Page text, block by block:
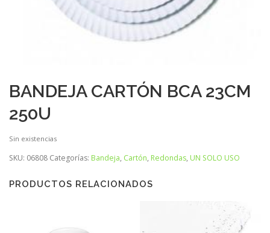
BANDEJA CARTÓN BCA 23CM
250U
Sin existencias
SKU: 06808 Categorías: Bandeja, Cartón, Redondas, UN SOLO USO
PRODUCTOS RELACIONADOS